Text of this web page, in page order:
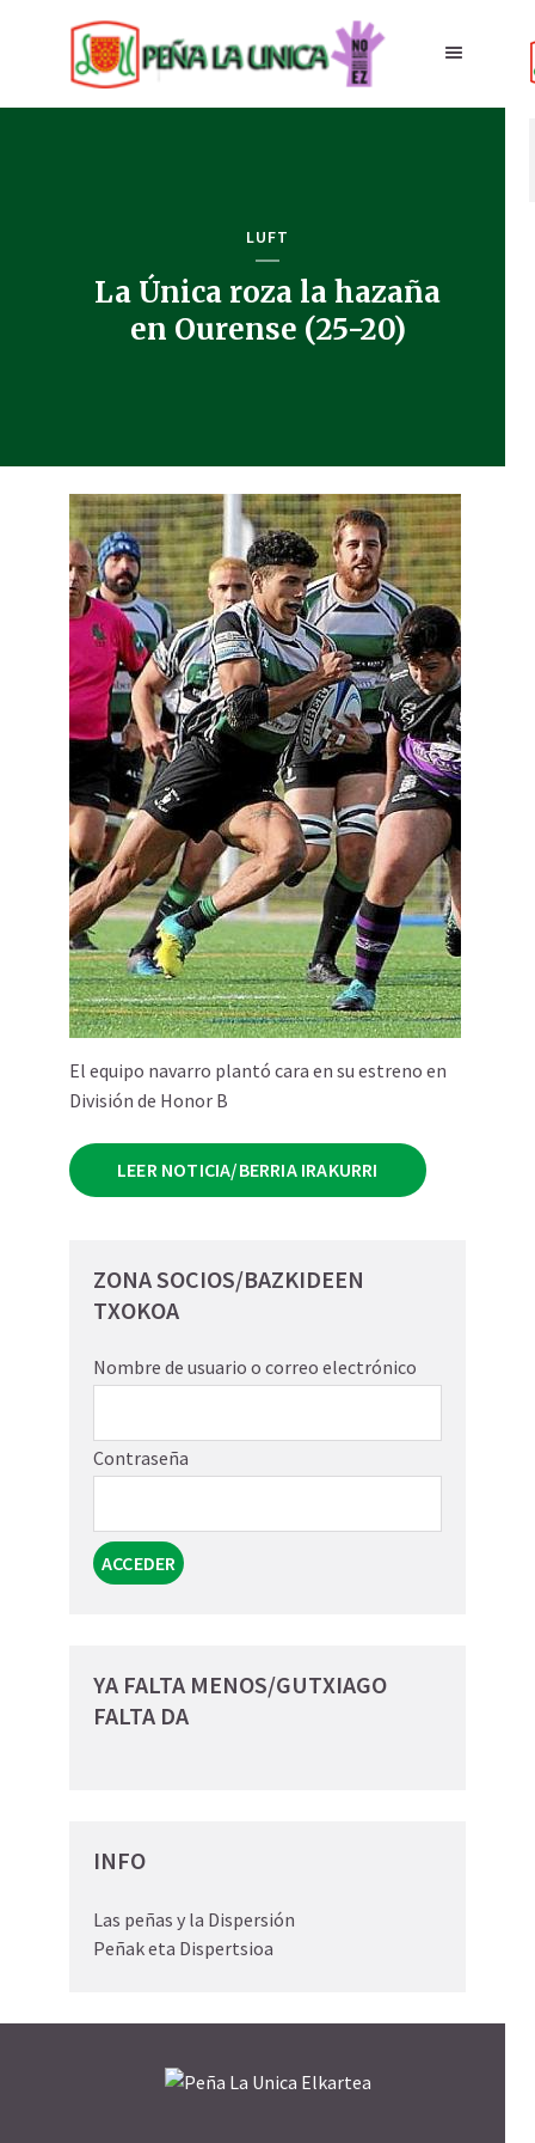
LUFT
La Única roza la hazaña
en Ourense (25-20)
El equipo navarro plantó cara en su estreno en
División de Honor B
LEER NOTICIA/BERRIA IRAKURRI
ZONA SOCIOS/BAZKIDEEN
TXOKOA
Nombre de usuario o correo electrónico
Contraseña
YA FALTA MENOS/GUTXIAGO
FALTA DA
INFO
Las peñas y la Dispersión
Peñak eta Dispertsioa